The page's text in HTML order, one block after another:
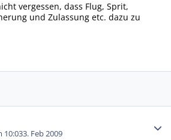
vergessen, dass Flug, Sprit,
und Zulassung etc. dazu zu
10:033. Feb 2009